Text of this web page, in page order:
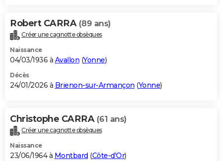
Robert CARRA (89 ans)
Créer une cagnotte obsèques
Naissance
04/03/1936 à Avallon (Yonne)
Décès
24/01/2026 à Brienon-sur-Armançon (Yonne)
Christophe CARRA (61 ans)
Créer une cagnotte obsèques
Naissance
23/06/1964 à Montbard (Côte-d'Or)